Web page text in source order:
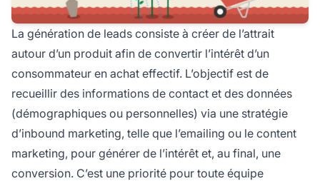
La génération de leads consiste à créer de l’attrait
autour d’un produit afin de convertir l’intérêt d’un
consommateur en achat effectif. L’objectif est de
recueillir des informations de contact et des données
(démographiques ou personnelles) via une stratégie
d’inbound marketing, telle que l’emailing ou le content
marketing, pour générer de l’intérêt et, au final, une
conversion. C’est une priorité pour toute équipe